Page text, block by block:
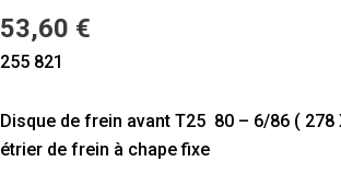
53,60 €
255 821
Disque de frein avant T25 80 – 6/86 ( 278
étrier de frein à chape fixe
(
mm
)